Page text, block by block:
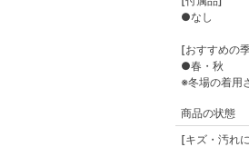
●なし
[おすすめの
●春・秋
※冬場の着用
商品の状態
[キズ・汚れ